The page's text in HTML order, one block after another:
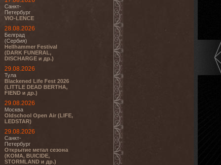
Санкт-
Петербург
VIO-LENCE
28.08.2026
Белград
(Сербия)
Hellhammer Festival
(DARK FUNERAL,
DISCHARGE и др.)
29.08.2026
Тула
Blackened Life Fest 2026
(LITTLE DEAD BERTHA,
FIEND и др.)
29.08.2026
Москва
Oldschool Open Air (LIFE,
LEDSTAR)
29.08.2026
Санкт-
Петербург
Открытие метал сезона
(KOMA, BUICIDE,
STORMLAND и др.)